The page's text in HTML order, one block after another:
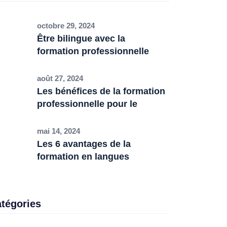
octobre 29, 2024
Être bilingue avec la
formation professionnelle
août 27, 2024
Les bénéfices de la formation
professionnelle pour le
mai 14, 2024
Les 6 avantages de la
formation en langues